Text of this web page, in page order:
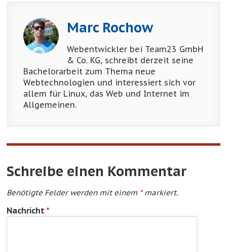
Marc Rochow
Webentwickler bei Team23 GmbH
& Co. KG, schreibt derzeit seine
Bachelorarbeit zum Thema neue
Webtechnologien und interessiert sich vor
allem für Linux, das Web und Internet im
Allgemeinen.
Schreibe einen Kommentar
Benötigte Felder werden mit einem *markiert.
Nachricht *